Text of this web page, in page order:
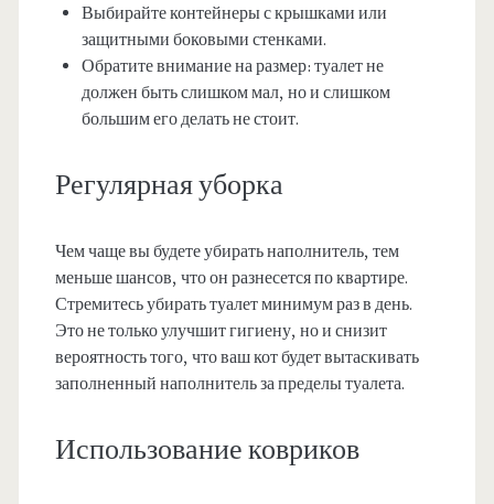
Выбирайте контейнеры с крышками или
защитными боковыми стенками.
Обратите внимание на размер: туалет не
должен быть слишком мал, но и слишком
большим его делать не стоит.
Регулярная уборка
Чем чаще вы будете убирать наполнитель, тем
меньше шансов, что он разнесется по квартире.
Стремитесь убирать туалет минимум раз в день.
Это не только улучшит гигиену, но и снизит
вероятность того, что ваш кот будет вытаскивать
заполненный наполнитель за пределы туалета.
Использование ковриков